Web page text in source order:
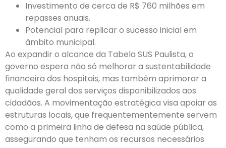
Investimento de cerca de R$ 760 milhões em
repasses anuais.
Potencial para replicar o sucesso inicial em
âmbito municipal.
Ao expandir o alcance da Tabela SUS Paulista, o
governo espera não só melhorar a sustentabilidade
financeira dos hospitais, mas também aprimorar a
qualidade geral dos serviços disponibilizados aos
cidadãos. A movimentação estratégica visa apoiar as
estruturas locais, que frequentementemente servem
como a primeira linha de defesa na saúde pública,
assegurando que tenham os recursos necessários